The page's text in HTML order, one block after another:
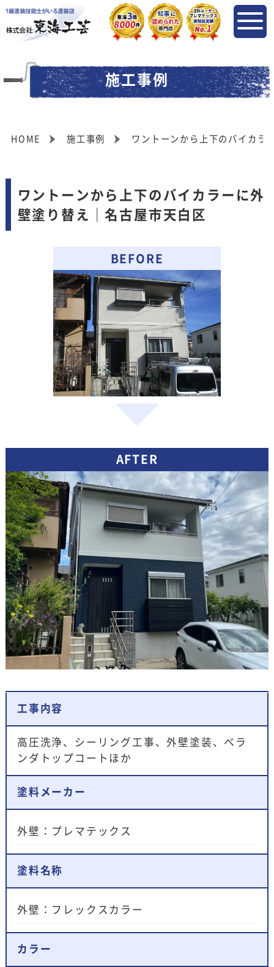
施工事例
HOME 施工事例 ワントーンから上下のバイカラ
ワントーンから上下のバイカラーに外
壁塗り替え｜名古屋市天白区
BEFORE
AFTER
工事内容
高圧洗浄、シーリング工事、外壁塗装、ベラ
ンダトップコートほか
塗料メーカー
外壁：プレマテックス
塗料名称
外壁：フレックスカラー
カラー